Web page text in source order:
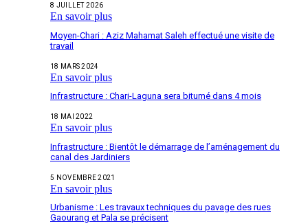
8 JUILLET 2026
En savoir plus
Moyen-Chari : Aziz Mahamat Saleh effectué une visite de
travail
18 MARS 2024
En savoir plus
Infrastructure : Chari-Laguna sera bitumé dans 4 mois
18 MAI 2022
En savoir plus
Infrastructure : Bientôt le démarrage de l’aménagement du
canal des Jardiniers
5 NOVEMBRE 2021
En savoir plus
Urbanisme : Les travaux techniques du pavage des rues
Gaourang et Pala se précisent